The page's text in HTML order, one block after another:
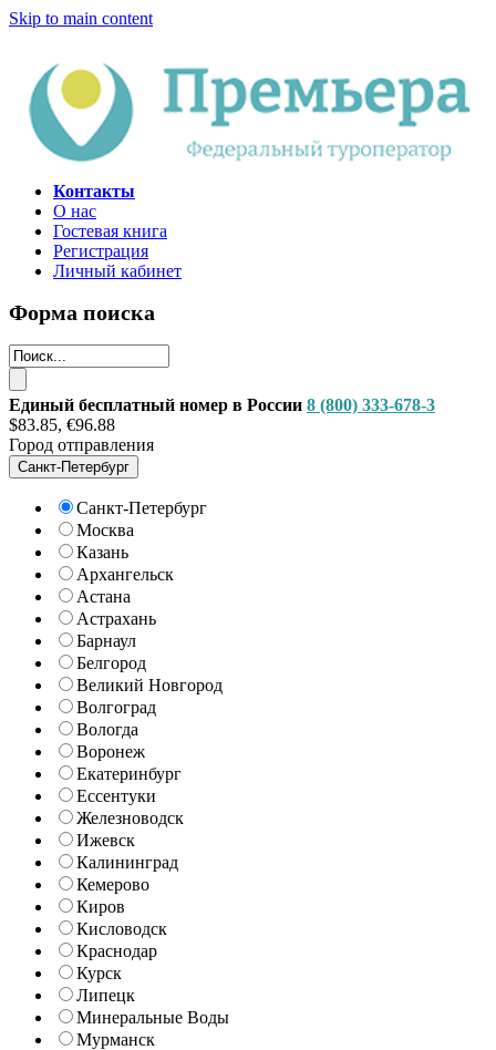
Skip to main content
Контакты
О нас
Гостевая книга
Регистрация
Личный кабинет
Форма поиска
Единый бесплатный номер в России 8 (800) 333-678-3
$83.85, €96.88
Город отправления
Санкт-Петербург
Санкт-Петербург
Москва
Казань
Архангельск
Астана
Астрахань
Барнаул
Белгород
Великий Новгород
Волгоград
Вологда
Воронеж
Екатеринбург
Ессентуки
Железноводск
Ижевск
Калининград
Кемерово
Киров
Кисловодск
Краснодар
Курск
Липецк
Минеральные Воды
Мурманск